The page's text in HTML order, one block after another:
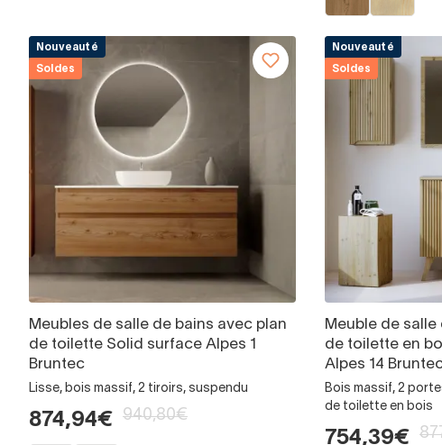
Nouveauté
Soldes
Meubles de salle de bains avec plan
de toilette Solid surface Alpes 1
Bruntec
Lisse, bois massif, 2 tiroirs, suspendu
874,94€ 940,80€
Nouveauté
Soldes
Meuble de salle
de toilette en
Alpes 14
Bois massif, 2
de toilette en bois
754,39€